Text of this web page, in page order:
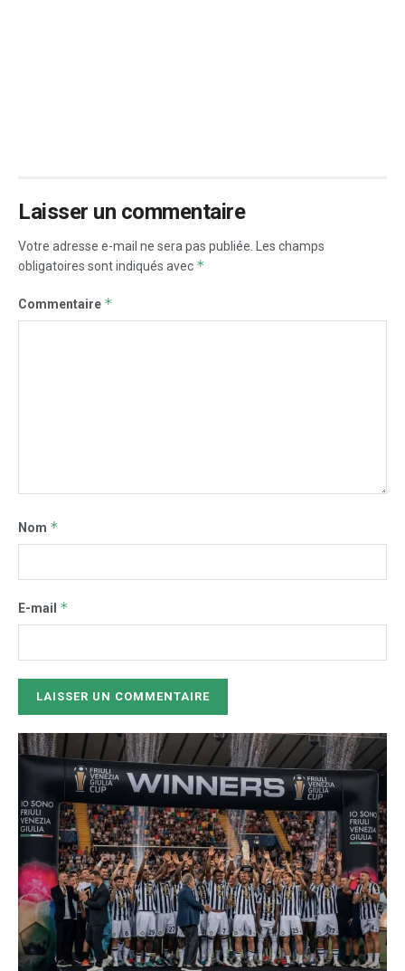
Laisser un commentaire
Votre adresse e-mail ne sera pas publiée. Les champs
obligatoires sont indiqués avec *
Commentaire *
Nom *
E-mail *